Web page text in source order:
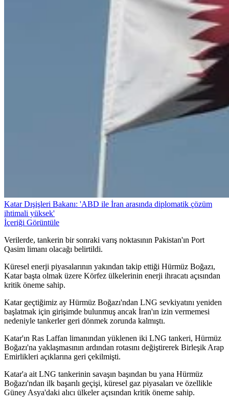
Katar Dışişleri Bakanı: 'ABD ile İran arasında diplomatik çözüm
ihtimali yüksek'
İçeriği Görüntüle
Verilerde, tankerin bir sonraki varış noktasının Pakistan'ın Port
Qasim limanı olacağı belirtildi.
Küresel enerji piyasalarının yakından takip ettiği Hürmüz Boğazı,
Katar başta olmak üzere Körfez ülkelerinin enerji ihracatı açısından
kritik öneme sahip.
Katar geçtiğimiz ay Hürmüz Boğazı'ndan LNG sevkiyatını yeniden
başlatmak için girişimde bulunmuş ancak İran'ın izin vermemesi
nedeniyle tankerler geri dönmek zorunda kalmıştı.
Katar'ın Ras Laffan limanından yüklenen iki LNG tankeri, Hürmüz
Boğazı'na yaklaşmasının ardından rotasını değiştirerek Birleşik Arap
Emirlikleri açıklarına geri çekilmişti.
Katar'a ait LNG tankerinin savaşın başından bu yana Hürmüz
Boğazı'ndan ilk başarılı geçişi, küresel gaz piyasaları ve özellikle
Güney Asya'daki alıcı ülkeler açısından kritik öneme sahip.